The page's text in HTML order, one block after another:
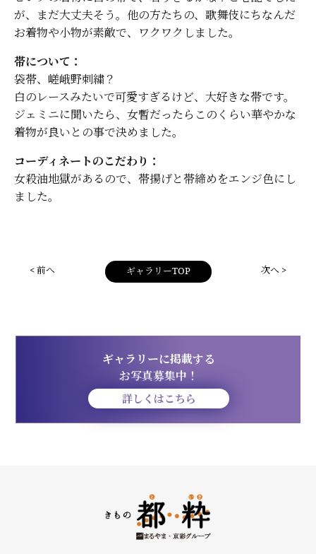
が、まだ大丈夫そう。他の方たちの、歌舞伎にちなんだ
お着物や小物が素敵で、ワクワクしました。
帯について：
袋帯、嵯峨野刺繍？
白のレースみたいで可愛すぎるけど、大好きな帯です。
ジェミニに聞いたら、女暫だったらこのくらい華やかな
着物が良いとの事で決めました。
コーディネートのこだわり：
女殺油地獄があるので、帯揚げと帯締めをエンジ色にし
ました。
< 前へ ギャラリーTOP 次へ >
ギャラリーに掲載する
お写真募集中！
詳しくはこちら